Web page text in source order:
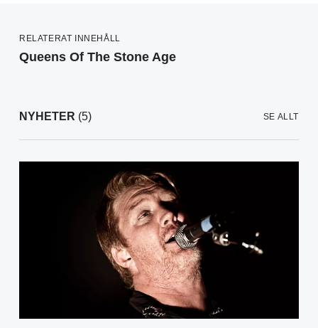
RELATERAT INNEHÅLL
Queens Of The Stone Age
NYHETER (5) SE ALLT